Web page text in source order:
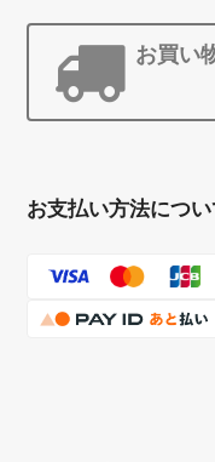
お買い
お支払い方法につい